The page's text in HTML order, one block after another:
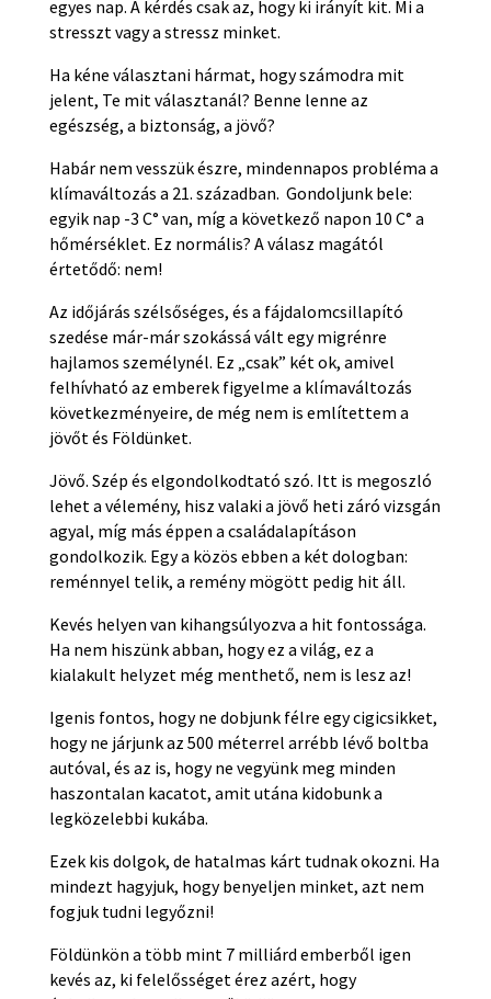
egyes nap. A kérdés csak az, hogy ki irányít kit. Mi a
stresszt vagy a stressz minket.
Ha kéne választani hármat, hogy számodra mit
jelent, Te mit választanál? Benne lenne az
egészség, a biztonság, a jövő?
Habár nem vesszük észre, mindennapos probléma a
klímaváltozás a 21. században. Gondoljunk bele:
egyik nap -3 C° van, míg a következő napon 10 C° a
hőmérséklet. Ez normális? A válasz magától
értetődő: nem!
Az időjárás szélsőséges, és a fájdalomcsillapító
szedése már-már szokássá vált egy migrénre
hajlamos személynél. Ez „csak” két ok, amivel
felhívható az emberek figyelme a klímaváltozás
következményeire, de még nem is említettem a
jövőt és Földünket.
Jövő. Szép és elgondolkodtató szó. Itt is megoszló
lehet a vélemény, hisz valaki a jövő heti záró vizsgán
agyal, míg más éppen a családalapításon
gondolkozik. Egy a közös ebben a két dologban:
reménnyel telik, a remény mögött pedig hit áll.
Kevés helyen van kihangsúlyozva a hit fontossága.
Ha nem hiszünk abban, hogy ez a világ, ez a
kialakult helyzet még menthető, nem is lesz az!
Igenis fontos, hogy ne dobjunk félre egy cigicsikket,
hogy ne járjunk az 500 méterrel arrébb lévő boltba
autóval, és az is, hogy ne vegyünk meg minden
haszontalan kacatot, amit utána kidobunk a
legközelebbi kukába.
Ezek kis dolgok, de hatalmas kárt tudnak okozni. Ha
mindezt hagyjuk, hogy benyeljen minket, azt nem
fogjuk tudni legyőzni!
Földünkön a több mint 7 milliárd emberből igen
kevés az, ki felelősséget érez azért, hogy